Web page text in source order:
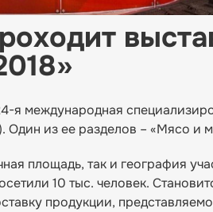
международная
из ее разделов – «Мясо и
площадь, так и география
10 тыс. человек.
продукции,